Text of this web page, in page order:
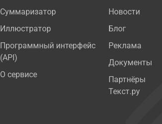
Суммаризатор
Иллюстратор
Программный интерфейс
(API)
О сервисе
Новости
Блог
Реклама
Документы
Партнёры
Текст.ру